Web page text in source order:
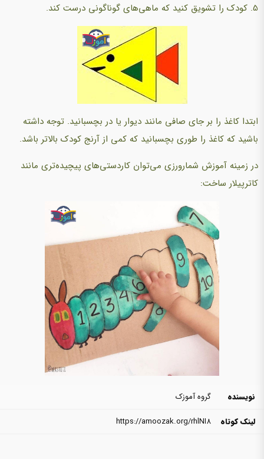
5. کودک را تشویق کنید که ماهی‌های گوناگونی درست کند.
ابتدا کاغذ را بر جای صافی مانند دیوار یا در بچسبانید. توجه داشته
باشید که کاغذ را طوری بچسبانید که کمی از آرنج کودک بالاتر باشد.
در زمینه آموزش شمارورزی می‌توان کاردستی‌های پیچیده‌تری مانند
کاترپیلار ساخت:
نویسنده
گروه آموزک
لینک کوتاه
https://amoozak.org/rhlNI8